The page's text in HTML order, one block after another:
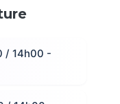
/ 14h00 -